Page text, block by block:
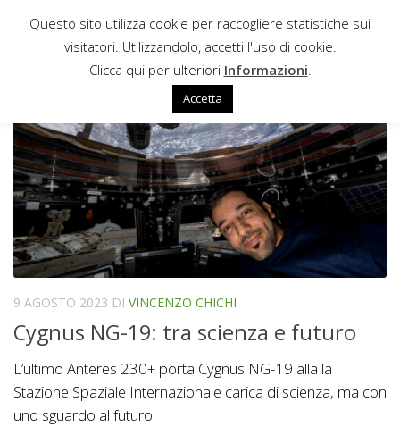
Sotto il contenuto
BARTOLOMEO
9 AGOSTO 2023 DI VINCENZO CHICHI
Cygnus NG-19: tra scienza e futuro
L’ultimo Anteres 230+ porta Cygnus NG-19 alla la
Stazione Spaziale Internazionale carica di scienza, ma con
uno sguardo al futuro
Questo sito utilizza cookie per raccogliere statistiche sui
visitatori. Utilizzandolo, accetti l'uso di cookie.
Clicca qui per ulteriori Informazioni
Accetta